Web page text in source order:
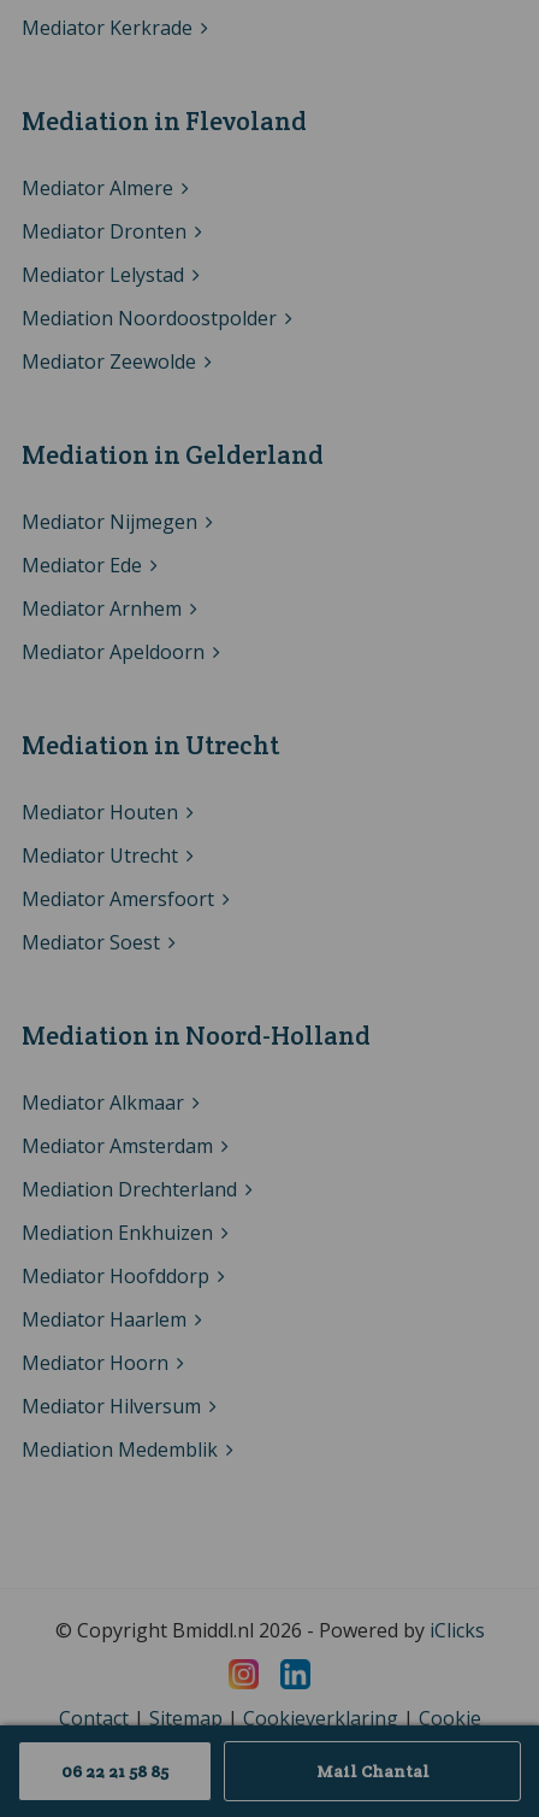
Mediator Kerkrade
Mediation in Flevoland
Mediator Almere
Mediator Dronten
Mediator Lelystad
Mediation Noordoostpolder
Mediator Zeewolde
Mediation in Gelderland
Mediator Nijmegen
Mediator Ede
Mediator Arnhem
Mediator Apeldoorn
Mediation in Utrecht
Mediator Houten
Mediator Utrecht
Mediator Amersfoort
Mediator Soest
Mediation in Noord-Holland
Mediator Alkmaar
Mediator Amsterdam
Mediation Drechterland
Mediation Enkhuizen
Mediator Hoofddorp
Mediator Haarlem
Mediator Hoorn
Mediator Hilversum
Mediation Medemblik
© Copyright Bmiddl.nl 2026 - Powered by iClicks
Contact|Sitemap|Cookieverklaring|Cookie
instellingen
06 22 21 58 85 Mail Chantal